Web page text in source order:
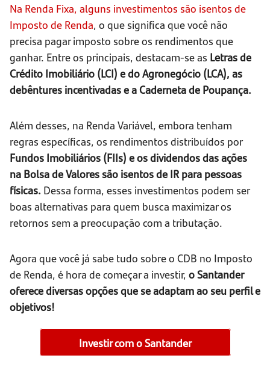
Na Renda Fixa, alguns investimentos são isentos de
Imposto de Renda, o que significa que você não
precisa pagar imposto sobre os rendimentos que
ganhar. Entre os principais, destacam-se as Letras de
Crédito Imobiliário (LCI) e do Agronegócio (LCA), as
debêntures incentivadas e a Caderneta de Poupança.
Além desses, na Renda Variável, embora tenham
regras específicas, os rendimentos distribuídos por
Fundos Imobiliários (FIIs) e os dividendos das ações
na Bolsa de Valores são isentos de IR para pessoas
físicas. Dessa forma, esses investimentos podem ser
boas alternativas para quem busca maximizar os
retornos sem a preocupação com a tributação.
Agora que você já sabe tudo sobre o CDB no Imposto
de Renda, é hora de começar a investir, o Santander
oferece diversas opções que se adaptam ao seu perfil e
objetivos!
Investir com o Santander